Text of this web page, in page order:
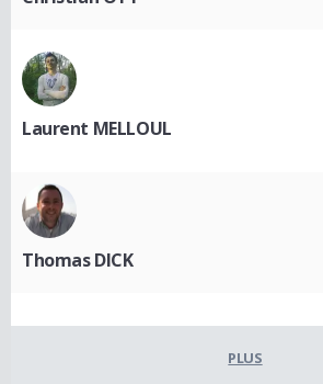
Laurent MELLOUL
Thomas DICK
PLUS